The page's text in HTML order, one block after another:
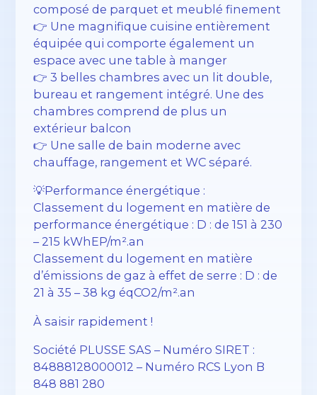
composé de parquet et meublé finement
👉 Une magnifique cuisine entièrement
équipée qui comporte également un
espace avec une table à manger
👉 3 belles chambres avec un lit double,
bureau et rangement intégré. Une des
chambres comprend de plus un
extérieur balcon
👉 Une salle de bain moderne avec
chauffage, rangement et WC séparé.
💡Performance énergétique :
Classement du logement en matière de
performance énergétique : D : de 151 à 230
– 215 kWhEP/m².an
Classement du logement en matière
d’émissions de gaz à effet de serre : D : de
21 à 35 – 38 kg éqCO2/m².an
À saisir rapidement !
Société PLUSSE SAS – ​​Numéro SIRET :
84888128000012 – Numéro RCS Lyon B
848 881 280